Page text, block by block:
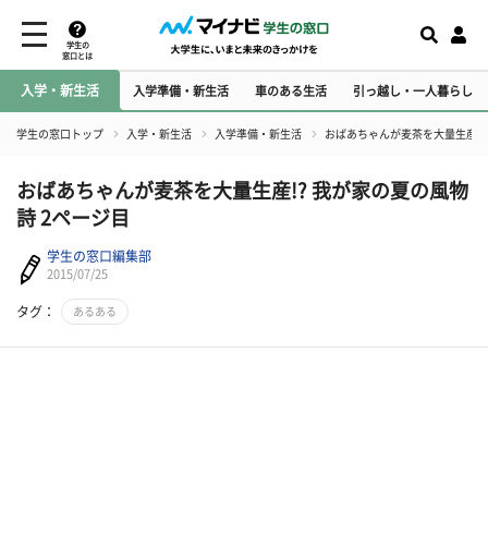
学生の
窓口とは
入学・新生活 入学準備・新生活 車のある生活 引っ越し・一人暮らし
学生の窓口トップ 入学・新生活 入学準備・新生活 おばあちゃんが麦茶を大量生産
おばあちゃんが麦茶を大量生産!? 我が家の夏の風物
詩 2ページ目
学生の窓口編集部
2015/07/25
タグ： あるある